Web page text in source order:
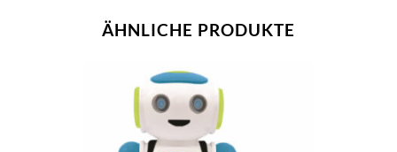
ÄHNLICHE PRODUKTE